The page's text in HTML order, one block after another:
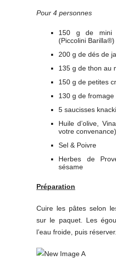
Pour 4 personnes
150 g de mini
(Piccolini Barilla®)
200 g de dés de
135 g de thon au
150 g de petites
130 g de
5 saucisses
Huile d’olive,
votre convenance)
Sel & Poivre
Herbes de
sésame
Préparation
Cuire les pâtes selon
sur le paquet. Les
l’eau froide, puis réserver.